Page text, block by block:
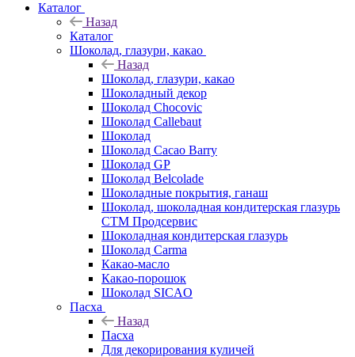
Каталог
Назад
Каталог
Шоколад, глазури, какао
Назад
Шоколад, глазури, какао
Шоколадный декор
Шоколад Chocovic
Шоколад Callebaut
Шоколад
Шоколад Cacao Barry
Шоколад GP
Шоколад Belcolade
Шоколадные покрытия, ганаш
Шоколад, шоколадная кондитерская глазурь
СТМ Продсервис
Шоколадная кондитерская глазурь
Шоколад Carma
Какао-масло
Какао-порошок
Шоколад SICAO
Пасха
Назад
Пасха
Для декорирования куличей